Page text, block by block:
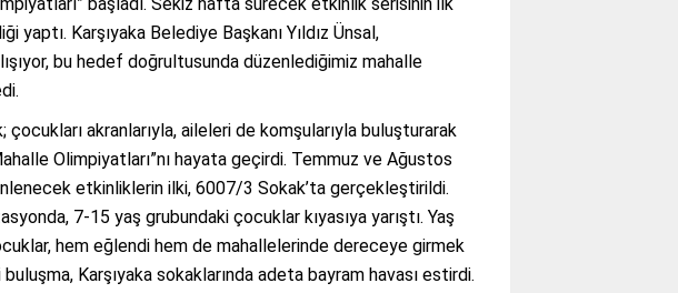
yaptı. Karşıyaka Belediye Başkanı Yıldız Ünsal,
bu hedef doğrultusunda düzenlediğimiz mahalle
çocukları akranlarıyla, aileleri de komşularıyla buluşturarak
Olimpiyatları”nı hayata geçirdi. Temmuz ve Ağustos
etkinliklerin ilki, 6007/3 Sokak’ta gerçekleştirildi.
7-15 yaş grubundaki çocuklar kıyasıya yarıştı. Yaş
hem eğlendi hem de mahallelerinde dereceye girmek
Karşıyaka sokaklarında adeta bayram havası estirdi.